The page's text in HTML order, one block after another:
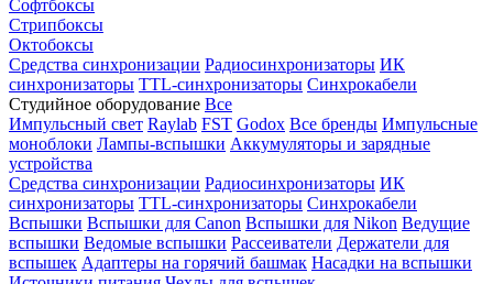
Софтбоксы
Стрипбоксы
Октобоксы
Средства синхронизации Радиосинхронизаторы ИК
синхронизаторы TTL-синхронизаторы Синхрокабели
Студийное оборудование Все
Импульсный свет Raylab FST Godox Все бренды Импульсные
моноблоки Лампы-вспышки Аккумуляторы и зарядные
устройства
Средства синхронизации Радиосинхронизаторы ИК
синхронизаторы TTL-синхронизаторы Синхрокабели
Вспышки Вспышки для Canon Вспышки для Nikon Ведущие
вспышки Ведомые вспышки Рассеиватели Держатели для
вспышек Адаптеры на горячий башмак Насадки на вспышки